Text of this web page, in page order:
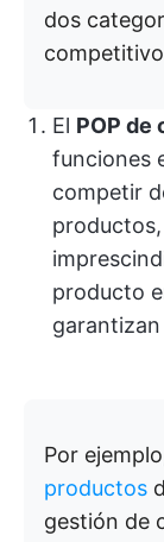
dos
El POP de
funciones
competir
producto
Por
productos
gestión de